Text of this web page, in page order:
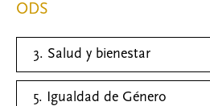
ODS
3. Salud y bienestar
5. Igualdad de Género